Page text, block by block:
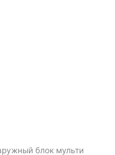
блок мульти